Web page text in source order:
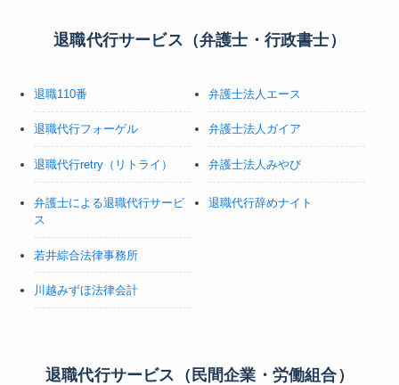
退職代行サービス（弁護士・行政書士）
退職110番
退職代行フォーゲル
退職代行retry（リトライ）
弁護士法人エース
弁護士法人ガイア
弁護士法人みやび
弁護士による退職代行サービ
ス
若井綜合法律事務所
川越みずほ法律会計
退職代行辞めナイト
退職代行サービス（民間企業・労働組合）